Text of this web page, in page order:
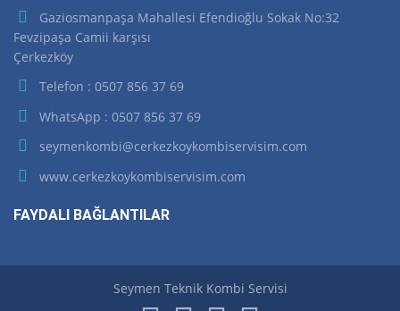
Gaziosmanpaşa Mahallesi Efendioğlu Sokak No:32
Fevzipaşa Camii karşısı
Çerkezköy
Telefon : 0507 856 37 69
WhatsApp : 0507 856 37 69
seymenkombi@cerkezkoykombiservisim.com
www.cerkezkoykombiservisim.com
FAYDALI BAĞLANTILAR
Seymen Teknik Kombi Servisi